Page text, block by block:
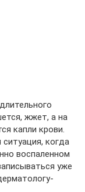
жжет, а на
капли крови.
когда
воспаленном
уже